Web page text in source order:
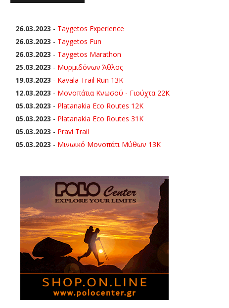
26.03.2023 - Taygetos Experience
26.03.2023 - Taygetos Fun
26.03.2023 - Taygetos Marathon
25.03.2023 - Μυρμιδόνων Άθλος
19.03.2023 - Kavala Trail Run 13K
12.03.2023 - Μονοπάτια Κνωσού - Γιούχτα 22Κ
05.03.2023 - Platanakia Eco Routes 12K
05.03.2023 - Platanakia Eco Routes 31K
05.03.2023 - Pravi Trail
05.03.2023 - Μινωικό Μονοπάτι Μύθων 13Κ